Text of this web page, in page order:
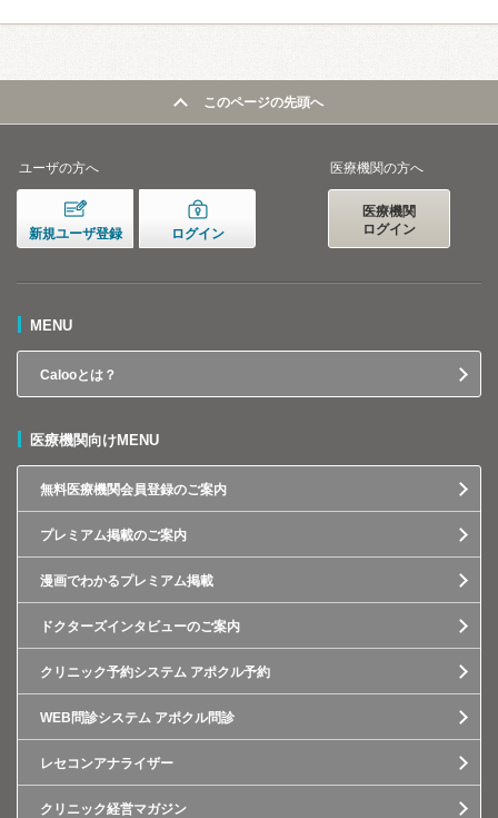
このページの先頭へ
ユーザの方へ
新規ユーザ登録 ログイン
医療機関の方へ
医療機関
ログイン
MENU
Calooとは？
医療機関向けMENU
無料医療機関会員登録のご案内
プレミアム掲載のご案内
漫画でわかるプレミアム掲載
ドクターズインタビューのご案内
クリニック予約システム アポクル予約
WEB問診システム アポクル問診
レセコンアナライザー
クリニック経営マガジン